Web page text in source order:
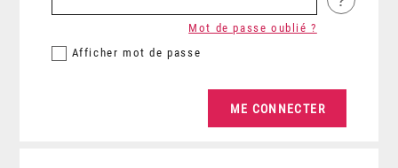
Afficher mot de passe
Mot de passe oublié ?